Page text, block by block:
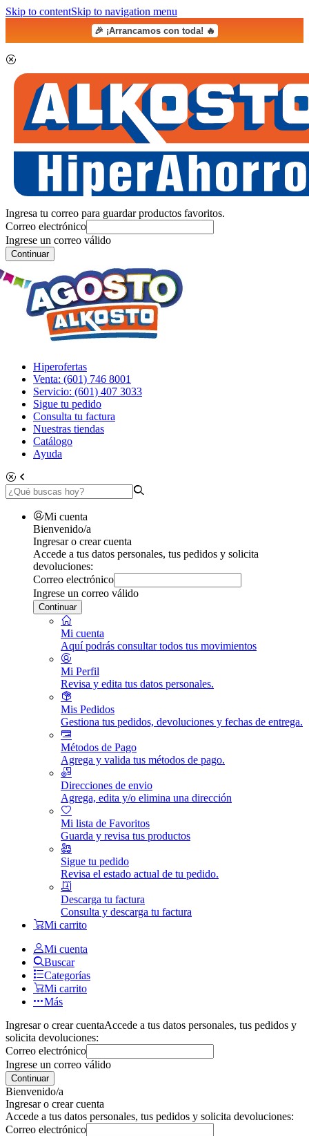
Skip to contentSkip to navigation menu
🎉 ¡Arrancamos con toda! 🔥
Ingresa tu correo para guardar productos favoritos.
Correo electrónico
Ingrese un correo válido
Continuar
Hiperofertas
Venta: (601) 746 8001
Servicio: (601) 407 3033
Sigue tu pedido
Consulta tu factura
Nuestras tiendas
Catálogo
Ayuda
Mi cuenta
Bienvenido/a
Ingresar o crear cuenta
Accede a tus datos personales, tus pedidos y solicita
devoluciones:
Correo electrónico
Ingrese un correo válido
Continuar
Mi cuenta
Aquí podrás consultar todos tus movimientos
Mi Perfil
Revisa y edita tus datos personales.
Mis Pedidos
Gestiona tus pedidos, devoluciones y fechas de entrega.
Métodos de Pago
Agrega y valida tus métodos de pago.
Direcciones de envio
Agrega, edita y/o elimina una dirección
Mi lista de Favoritos
Guarda y revisa tus productos
Sigue tu pedido
Revisa el estado actual de tu pedido.
Descarga tu factura
Consulta y descarga tu factura
Mi carrito
Mi cuenta
Buscar
Categorías
Mi carrito
Más
Ingresar o crear cuentaAccede a tus datos personales, tus pedidos y
solicita devoluciones:
Correo electrónico
Ingrese un correo válido
Continuar
Bienvenido/a
Ingresar o crear cuenta
Accede a tus datos personales, tus pedidos y solicita devoluciones:
Correo electrónico